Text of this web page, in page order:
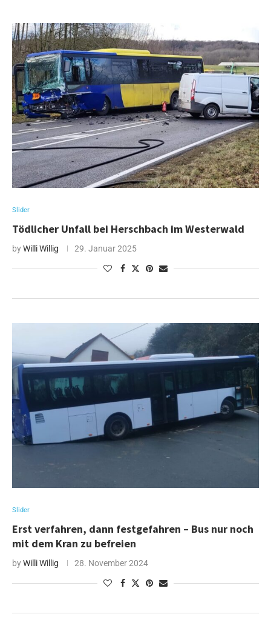
Slider
Tödlicher Unfall bei Herschbach im Westerwald
byWilli Willig 29. Januar 2025
Slider
Erst verfahren, dann festgefahren – Bus nur noch
mit dem Kran zu befreien
byWilli Willig 28. November 2024